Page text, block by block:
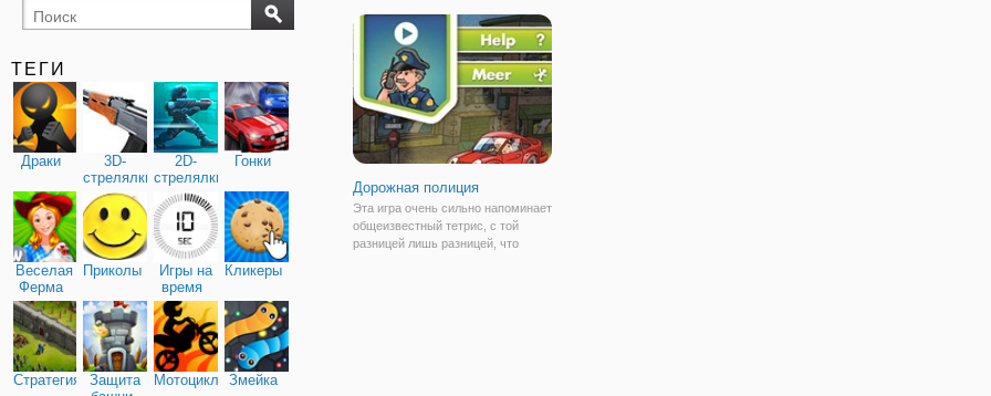
ТЕГИ
Драки
3D-
стрелялки
2D-
стрелялки
Гонки
Веселая
Ферма
Приколы
Игры на
время
Кликеры
Стратегия
Защита
МотоциклыЗмейка
Дорожная полиция
Эта игра очень сильно напоминает
общеизвестный тетрис, с той
разницей лишь разницей, что